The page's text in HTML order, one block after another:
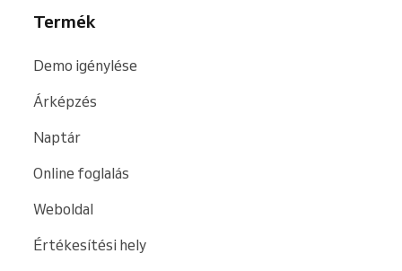
Termék
Demo igénylése
Árképzés
Naptár
Online foglalás
Weboldal
Értékesítési hely